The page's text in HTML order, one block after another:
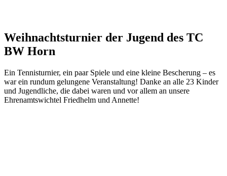
Weihnachtsturnier der Jugend des TC
BW Horn
Ein Tennisturnier, ein paar Spiele und eine kleine Bescherung – es
war ein rundum gelungene Veranstaltung! Danke an alle 23 Kinder
und Jugendliche, die dabei waren und vor allem an unsere
Ehrenamtswichtel Friedhelm und Annette!